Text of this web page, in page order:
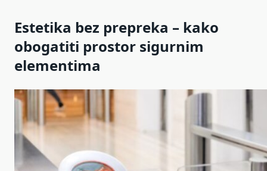
Estetika bez prepreka – kako
obogatiti prostor sigurnim
elementima